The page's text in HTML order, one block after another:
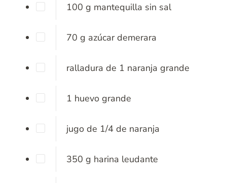
100 g mantequilla sin sal
70 g azúcar demerara
ralladura de 1 naranja grande
1 huevo grande
jugo de 1/4 de naranja
350 g harina leudante